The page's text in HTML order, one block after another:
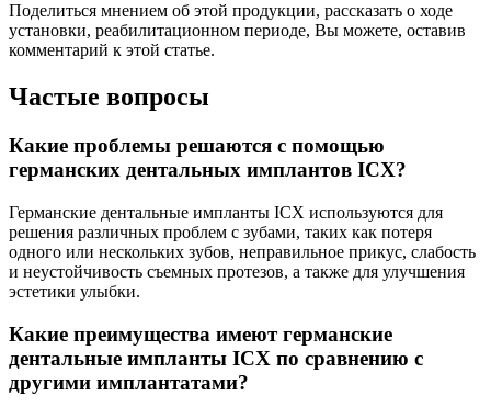
Поделиться мнением об этой продукции, рассказать о ходе
установки, реабилитационном периоде, Вы можете, оставив
комментарий к этой статье.
Частые вопросы
Какие проблемы решаются с помощью
германских дентальных имплантов ICX?
Германские дентальные импланты ICX используются для
решения различных проблем с зубами, таких как потеря
одного или нескольких зубов, неправильное прикус, слабость
и неустойчивость съемных протезов, а также для улучшения
эстетики улыбки.
Какие преимущества имеют германские
дентальные импланты ICX по сравнению с
другими имплантатами?